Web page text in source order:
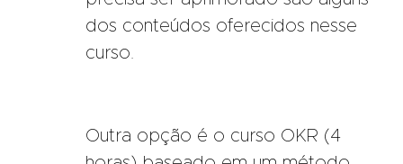
dos conteúdos oferecidos nesse
curso.
Outra opção é o curso OKR (4